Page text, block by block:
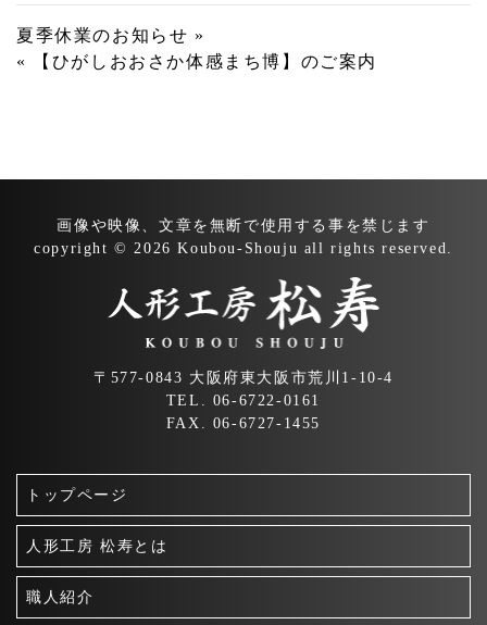
投
稿
ゲ
シ
夏季休業のお知らせ »
« 【ひがしおおさか体感まち博】のご案内
画像や映像、文章を無断で使用する事を禁じます
copyright © 2026 Koubou-Shouju all rights reserved.
〒577-0843 大阪府東大阪市荒川1-10-4
TEL. 06-6722-0161
FAX. 06-6727-1455
トップページ
人形工房 松寿とは
職人紹介